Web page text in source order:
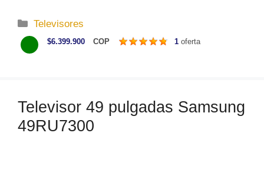
C
a
t
r
í
Televisores
$6.399.900 COP 1 oferta
Televisor 49 pulgadas Samsung
49RU7300